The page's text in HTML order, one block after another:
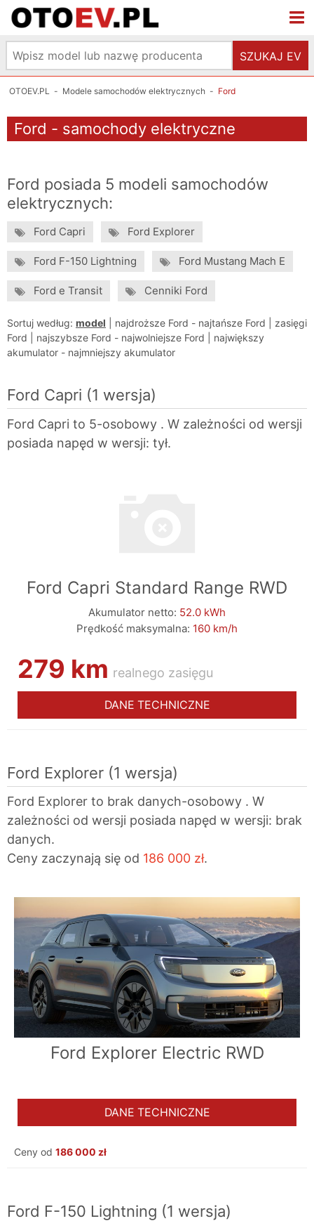
SZUKAJ EV
OTOEV.PL - Modele samochodów elektrycznych - Ford
Ford - samochody elektryczne
Ford posiada 5 modeli samochodów
elektrycznych:
Ford Capri Ford Explorer
Ford F-150 Lightning Ford Mustang Mach E
Ford e Transit Cenniki Ford
Sortuj według: model najdroższe Ford - najtańsze Ford
zasięgi
Ford
najszybsze Ford - najwolniejsze Ford
największy
akumulator - najmniejszy akumulator
Ford Capri (1 wersja)
Ford Capri to 5-osobowy . W zależności od wersji
posiada napęd w wersji: tył.
Ford Capri Standard Range RWD
Akumulator netto: 52.0 kWh
Prędkość maksymalna: 160 km/h
279 km realnego zasięgu
DANE TECHNICZNE
Ford Explorer (1 wersja)
Ford Explorer to brak danych-osobowy . W
zależności od wersji posiada napęd w wersji: brak
danych.
Ceny zaczynają się od 186 000 zł.
Ford Explorer Electric RWD
DANE TECHNICZNE
Ceny od 186 000 zł
Ford F-150 Lightning (1 wersja)